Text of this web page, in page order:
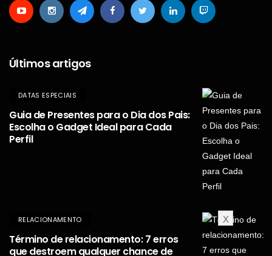
Últimos artigos
DATAS ESPECIAIS
Guia de Presentes para o Dia dos Pais:
Escolha o Gadget Ideal para Cada
Perfil
RELACIONAMENTO
Término de relacionamento: 7 erros
que destroem qualquer chance de
X